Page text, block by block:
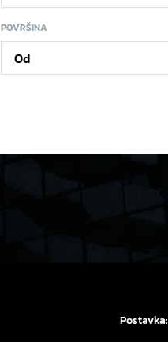
POVRŠINA
Postavka: